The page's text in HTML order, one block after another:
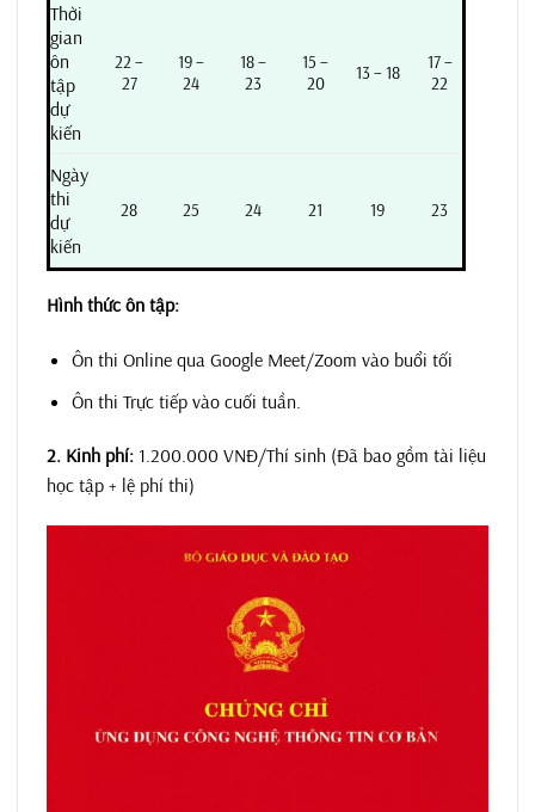
Thời
gian
ôn
tập
dự
kiến
22 –
27
19 –
24
18 –
23
15 –
20
13 – 18
17 –
22
Ngày
thi
dự
kiến
28 25 24 21 19 23
Hình thức ôn tập:
Ôn thi Online qua Google Meet/Zoom vào buổi tối
Ôn thi Trực tiếp vào cuối tuần.
2. Kinh phí: 1.200.000 VNĐ/Thí sinh (Đã bao gồm tài liệu
học tập + lệ phí thi)